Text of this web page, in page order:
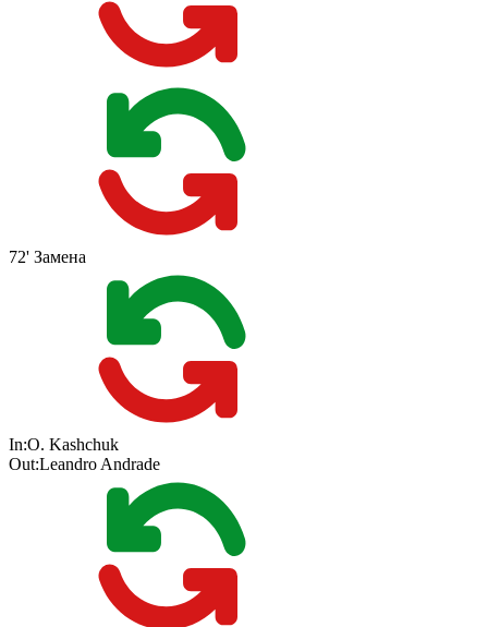
72' Замена
In:O. Kashchuk
Out:Leandro Andrade